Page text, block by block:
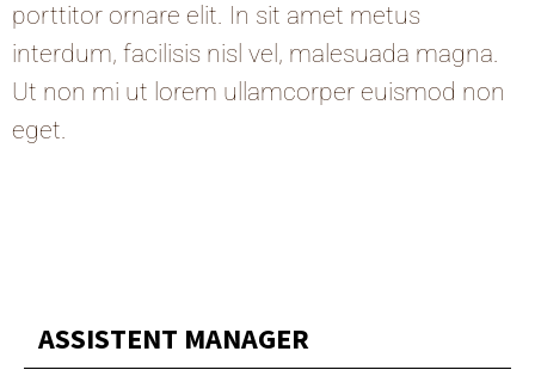
porttitor ornare elit. In sit amet metus
interdum, facilisis nisl vel, malesuada magna.
Ut non mi ut lorem ullamcorper euismod non
eget.
ASSISTENT MANAGER